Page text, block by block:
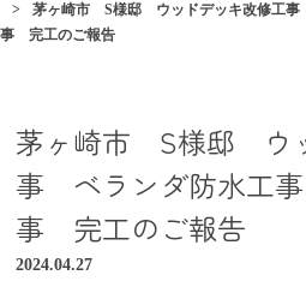
茅ヶ崎市 S様邸 ウッドデッキ改修工
事 完工のご報告
茅ヶ崎市 S様邸 ウ
事 ベランダ防水工
事 完工のご報告
2024.04.27